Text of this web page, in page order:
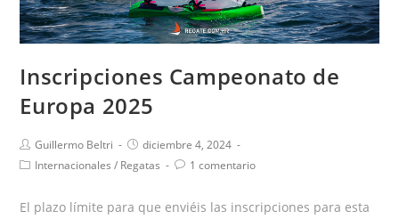
Inscripciones Campeonato de
Europa 2025
Guillermo Beltri
diciembre 4, 2024
Internacionales / Regatas 1 comentario
El plazo límite para que enviéis las inscripciones para esta